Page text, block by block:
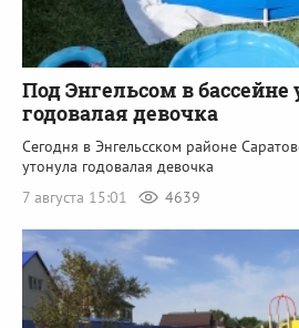
Под Энгельсом в
годовалая девочка
Сегодня в Энгельсском районе
утонула годовалая девочка
7 августа 15:01
4639